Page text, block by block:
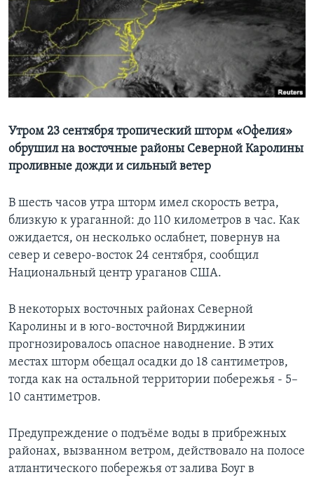
Learning English
СОЦИАЛЬНЫЕ СЕТИ
Языки
Утром 23 сентября тропический шторм «Офелия»
обрушил на восточные районы Северной Каролины
проливные дожди и сильный ветер
В шесть часов утра шторм имел скорость ветра,
близкую к ураганной: до 110 километров в час. Как
ожидается, он несколько ослабнет, повернув на
север и северо-восток 24 сентября, сообщил
Национальный центр ураганов США.
В некоторых восточных районах Северной
Каролины и в юго-восточной Вирджинии
прогнозировалось опасное наводнение. В этих
местах шторм обещал осадки до 18 сантиметров,
тогда как на остальной территории побережья - 5–
10 сантиметров.
Предупреждение о подъёме воды в прибрежных
районах, вызванном ветром, действовало на полосе
атлантического побережья от залива Боуг в